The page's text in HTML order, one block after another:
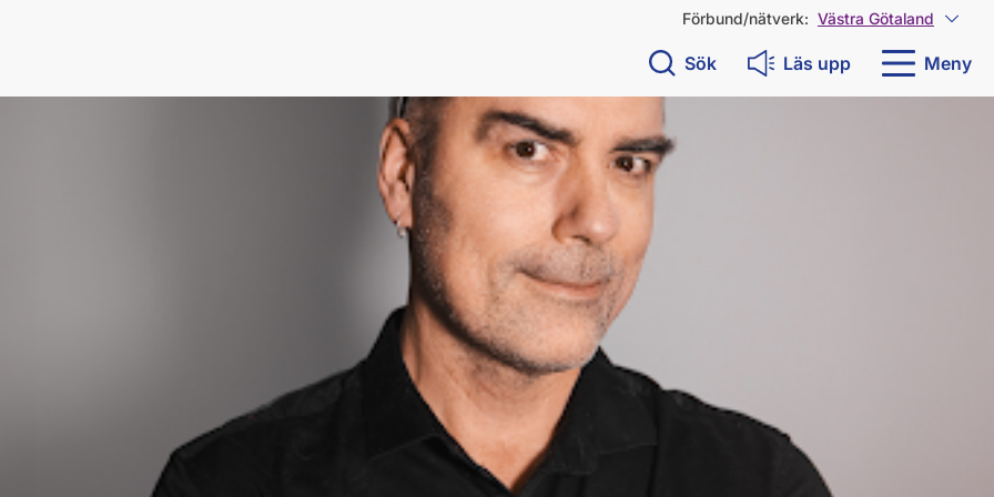
Förbund/nätverk: Västra Götaland Visa
Sök Läs upp Meny